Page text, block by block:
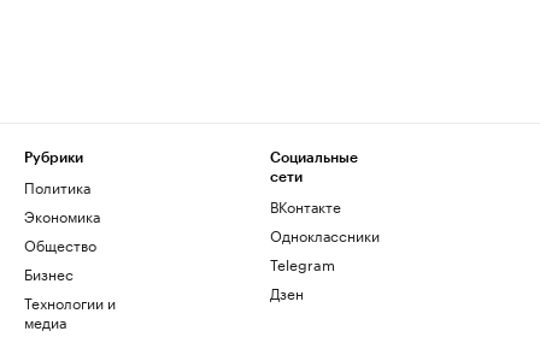
Рубрики
Политика
Экономика
Общество
Бизнес
Технологии и
медиа
Социальные
сети
ВКонтакте
Одноклассники
Telegram
Дзен